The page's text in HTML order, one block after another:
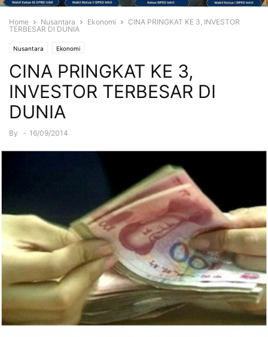
Home Nusantara Ekonomi
CINA PRINGKAT KE 3, INVESTOR
TERBESAR DI DUNIA
Nusantara Ekonomi
CINA PRINGKAT KE 3,
INVESTOR TERBESAR DI
DUNIA
By - 16/09/2014